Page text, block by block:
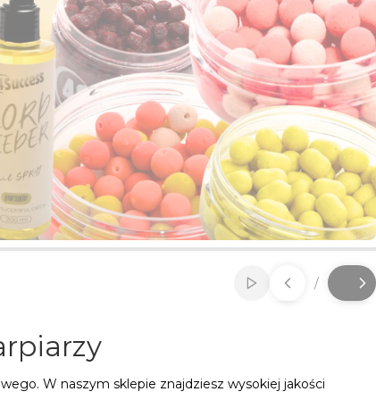
Włącz Slajd
/
z
W naszym sklepie znajdziesz wysokiej jakości